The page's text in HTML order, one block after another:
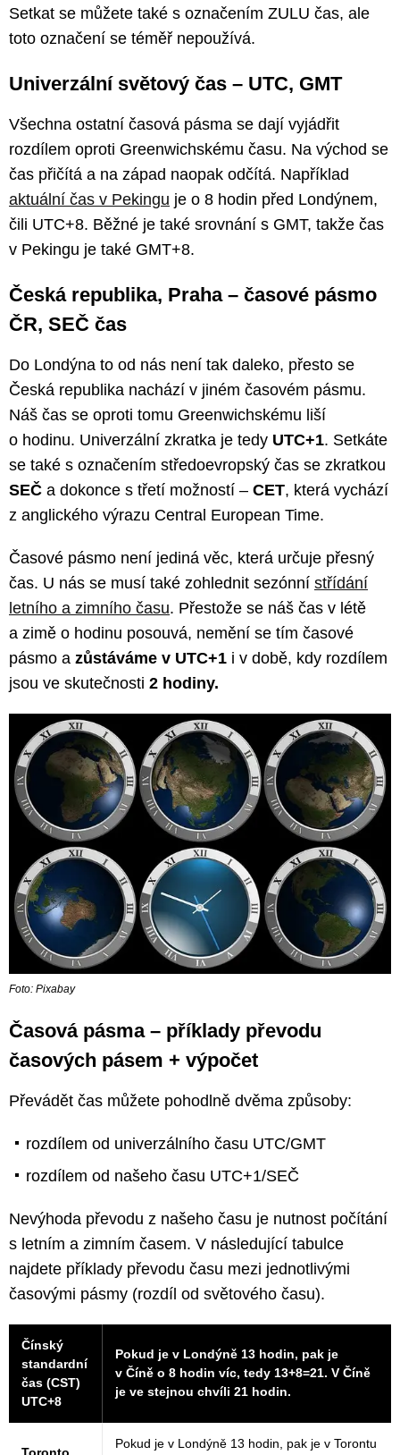
Setkat se můžete také s označením ZULU čas, ale
toto označení se téměř nepoužívá.
Univerzální světový čas – UTC, GMT
Všechna ostatní časová pásma se dají vyjádřit
rozdílem oproti Greenwichskému času. Na východ se
čas přičítá a na západ naopak odčítá. Například
aktuální čas v Pekingu je o 8 hodin před Londýnem,
čili UTC+8. Běžné je také srovnání s GMT, takže čas
v Pekingu je také GMT+8.
Česká republika, Praha – časové pásmo
ČR, SEČ čas
Do Londýna to od nás není tak daleko, přesto se
Česká republika nachází v jiném časovém pásmu.
Náš čas se oproti tomu Greenwichskému liší
o hodinu. Univerzální zkratka je tedy UTC+1. Setkáte
se také s označením středoevropský čas se zkratkou
SEČ a dokonce s třetí možností – CET, která vychází
z anglického výrazu Central European Time.
Časové pásmo není jediná věc, která určuje přesný
čas. U nás se musí také zohlednit sezónní střídání
letního a zimního času. Přestože se náš čas v létě
a zimě o hodinu posouvá, nemění se tím časové
pásmo a zůstáváme v UTC+1 i v době, kdy rozdílem
jsou ve skutečnosti 2 hodiny.
Foto: Pixabay
Časová pásma – příklady převodu
časových pásem + výpočet
Převádět čas můžete pohodlně dvěma způsoby:
rozdílem od univerzálního času UTC/GMT
rozdílem od našeho času UTC+1/SEČ
Nevýhoda převodu z našeho času je nutnost počítání
s letním a zimním časem. V následující tabulce
najdete příklady převodu času mezi jednotlivými
časovými pásmy (rozdíl od světového času).
Čínský
standardní
čas (CST)
UTC+8
Pokud je v Londýně 13 hodin, pak je
v Číně o 8 hodin víc, tedy 13+8=21. V Číně
je ve stejnou chvíli 21 hodin.
Pokud je v Londýně 13 hodin, pak je v Torontu